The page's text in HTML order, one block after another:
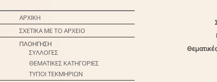
ΑΡΧΙΚΗ
ΣΧΕΤΙΚΑ ΜΕ ΤΟ ΑΡΧΕΙΟ
ΠΛΟΗΓΗΣΗ
ΣΥΛΛΟΓΕΣ
ΘΕΜΑΤΙΚΕΣ ΚΑΤΗΓΟΡΙΕΣ
ΤΥΠΟΙ ΤΕΚΜΗΡΙΩΝ